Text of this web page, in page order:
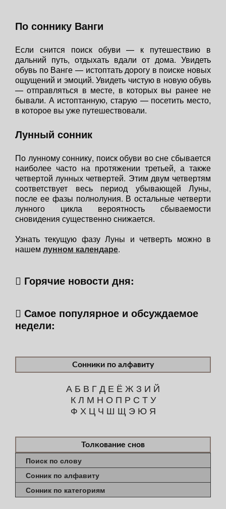
По соннику Ванги
Если снится поиск обуви — к путешествию в
дальний путь, отдыхать вдали от дома. Увидеть
обувь по Ванге — истоптать дорогу в поиске новых
ощущений и эмоций. Увидеть чистую в новую обувь
— отправляться в месте, в которых вы ранее не
бывали. А истоптанную, старую — посетить место,
в которое вы уже путешествовали.
Лунный сонник
По лунному соннику, поиск обуви во сне сбывается
наиболее часто на протяжении третьей, а также
четвертой лунных четвертей. Этим двум четвертям
соответствует весь период убывающей Луны,
после ее фазы полнолуния. В остальные четверти
лунного цикла вероятность сбываемости
сновидения существенно снижается.
Узнать текущую фазу Луны и четверть можно в
нашем лунном календаре.
Горячие новости дня:
Самое популярное и обсуждаемое
недели:
Сонники по алфавиту
А Б В ГД Е Ё Ж З И Й
К Л М Н О П Р С Т У
Ф Х Ц Ч Ш Щ Э Ю Я
Толкование снов
Поиск по слову
Сонник по алфавиту
Сонник по категориям